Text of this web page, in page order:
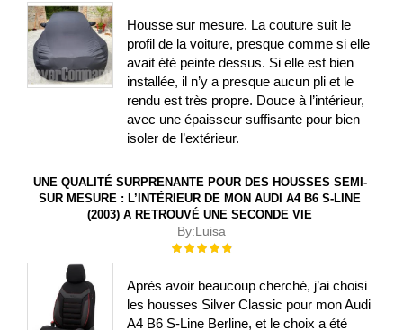
Housse sur mesure. La couture suit le
profil de la voiture, presque comme si elle
avait été peinte dessus. Si elle est bien
installée, il n’y a presque aucun pli et le
rendu est très propre. Douce à l’intérieur,
avec une épaisseur suffisante pour bien
isoler de l’extérieur.
UNE QUALITÉ SURPRENANTE POUR DES HOUSSES SEMI-
SUR MESURE : L’INTÉRIEUR DE MON AUDI A4 B6 S-LINE
(2003) A RETROUVÉ UNE SECONDE VIE
By:Luisa
Évaluation :
Après avoir beaucoup cherché, j’ai choisi
les housses Silver Classic pour mon Audi
A4 B6 S-Line Berline, et le choix a été